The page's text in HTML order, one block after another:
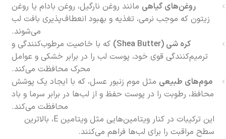
روغن‌های گیاهی مانند روغن نارگیل، روغن بادام یا روغن
زیتون که موجب نرمی، تغذیه و بهبود انعطاف‌پذیری بافت لب
می‌شوند.
کره شی (Shea Butter)
که با خاصیت مرطوب‌کنندگی و
ترمیم‌کنندگی قوی خود، پوست لب را در برابر خشکی و عوامل
محرک محافظت می‌کند.
موم‌های طبیعی مثل موم زنبور عسل، که با ایجاد یک پوشش
محافظ، رطوبت را در پوست حفظ و از لب‌ها در برابر سرما و باد
محافظت می‌کند.
این ترکیبات در کنار ویتامین‌هایی مثل ویتامین E، بالاترین
سطح مراقبت را برای لب‌ها فراهم می‌کنند.